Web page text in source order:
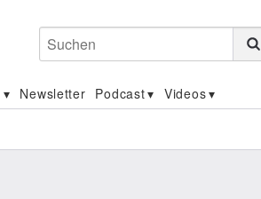
Suchen
Newsletter Podcast Videos